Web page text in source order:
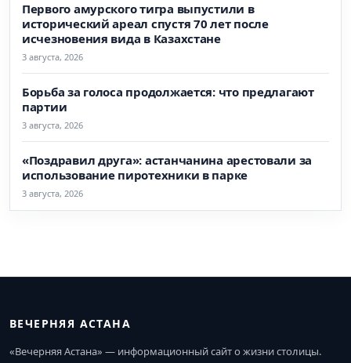
Первого амурского тигра выпустили в
исторический ареал спустя 70 лет после
исчезновения вида в Казахстане
3 августа, 2026
Борьба за голоса продолжается: что предлагают
партии
3 августа, 2026
«Поздравил друга»: астанчанина арестовали за
использование пиротехники в парке
3 августа, 2026
ВЕЧЕРНЯЯ АСТАНА
«Вечерняя Астана» — информационный сайт о жизни столицы.